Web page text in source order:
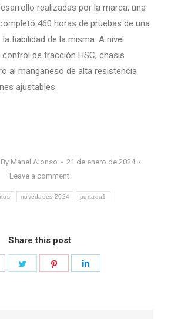
realizadas por la marca, una
460 horas de pruebas de una
fiabilidad de la misma. A nivel
de tracción HSC, chasis
al manganeso de alta resistencia
ajustables.
By Manel Alonso
21 de enero de 2024
Leave a comment
novedades 2024 portada1
Share this post